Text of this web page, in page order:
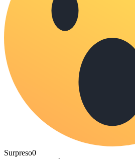
Surpreso0